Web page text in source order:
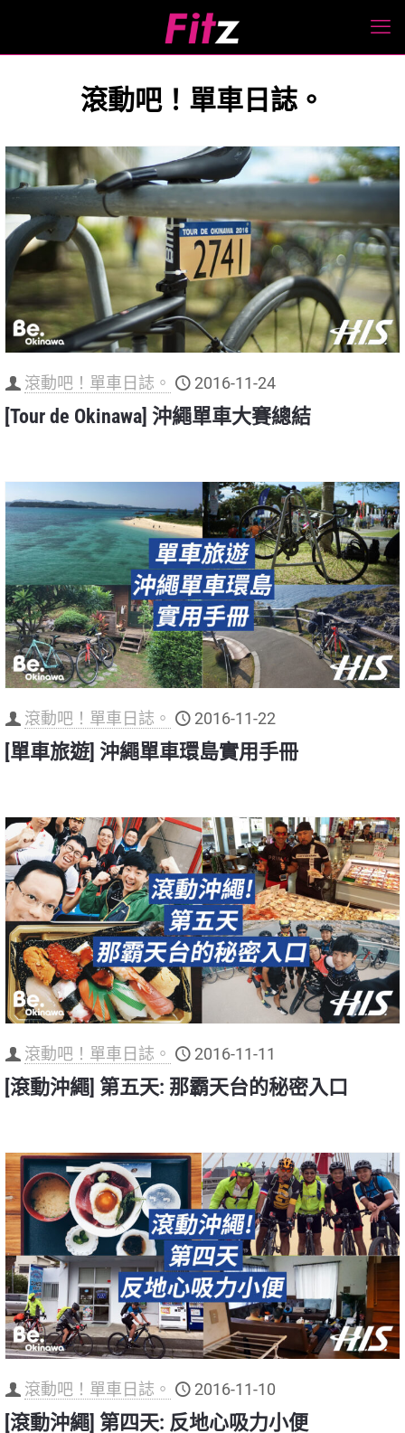
滾動吧！單車日誌。
滾動吧！單車日誌。 2016-11-24
[Tour de Okinawa] 沖繩單車大賽總結
滾動吧！單車日誌。 2016-11-22
[單車旅遊] 沖繩單車環島實用手冊
滾動吧！單車日誌。 2016-11-11
[滾動沖繩] 第五天: 那霸天台的秘密入口
滾動吧！單車日誌。 2016-11-10
[滾動沖繩] 第四天: 反地心吸力小便